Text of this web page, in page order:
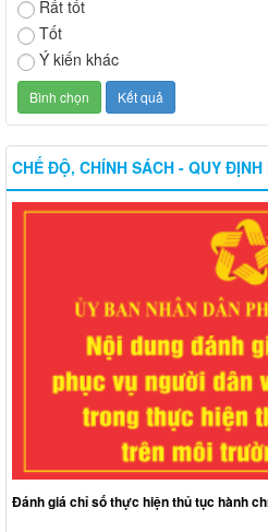
Rất tốt
Tốt
Ý kiến khác
CHẾ ĐỘ, CHÍNH SÁCH - QUY ĐỊNH
Đánh giá chỉ số thực hiện thủ tục hành